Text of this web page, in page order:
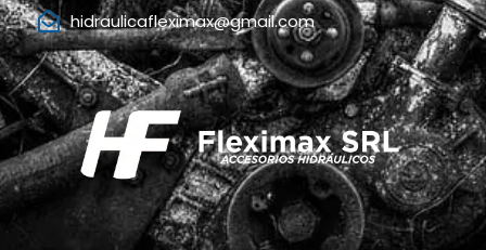
hidraulicafleximax@gmail.com